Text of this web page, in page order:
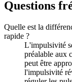
Questions
Quelle est la
rapide ?
L'impulsivité
préalable aux
peut être
l'impulsivité